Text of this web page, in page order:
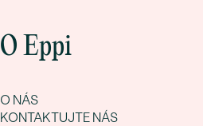
O Eppi
O NÁS
KONTAKTUJTE NÁS